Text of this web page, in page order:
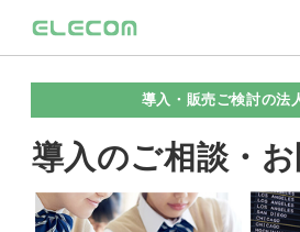
導入・販売ご検討の法
導入のご相談・